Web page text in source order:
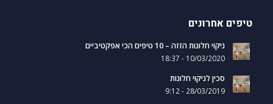
טיפים אחרונים
ניקוי חלונות הזזה – 10 טיפים הכי אפקטיביים
10/03/2020 - 18:37
סכין לניקוי חלונות
28/03/2019 - 9:12